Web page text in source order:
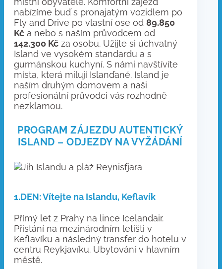
nabízíme buď s pronajatým vozidlem po
Fly and Drive po vlastní ose od 89.850
Kč a nebo s naším průvodcem od
142.300 Kč za osobu. Užijte si úchvatný
Island ve vysokém standardu a s
gurmánskou kuchyní. S námi navštívíte
místa, která milují Islanďané. Island je
naším druhým domovem a naši
profesionální průvodci vás rozhodně
nezklamou.
PROGRAM ZÁJEZDU AUTENTICKÝ
ISLAND – ODJEZDY NA VYŽÁDÁNÍ
1.DEN: Vítejte na Islandu, Keflavík
Přímý let z Prahy na lince Icelandair.
Přistání na mezinárodním letišti v
Keflavíku a následný transfer do hotelu v
centru Reykjavíku. Ubytování v hlavním
městě.